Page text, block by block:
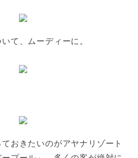
て、ムーディーに。
おきたいのがアヤナリゾート